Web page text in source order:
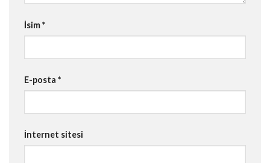
İsim*
E-posta *
İnternet sitesi